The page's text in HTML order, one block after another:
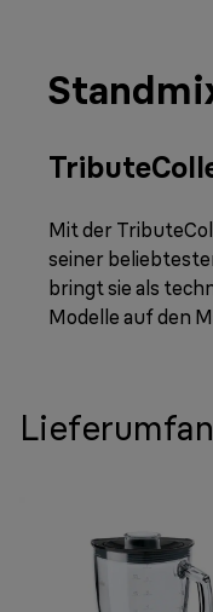
Tribute
Mit der
seiner
bringt sie als
Modelle auf den